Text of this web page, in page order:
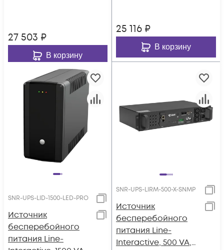
выходе)
27 503 ₽
В корзину
выходе)
25 116 ₽
В корзину
SNR-UPS-LID-1500-LED-PRO
Источник
бесперебойного
питания Line-
SNR-UPS-LIRM-500-X-SNMP
Источник
бесперебойного
питания Line-
Interactive, 500 VA,